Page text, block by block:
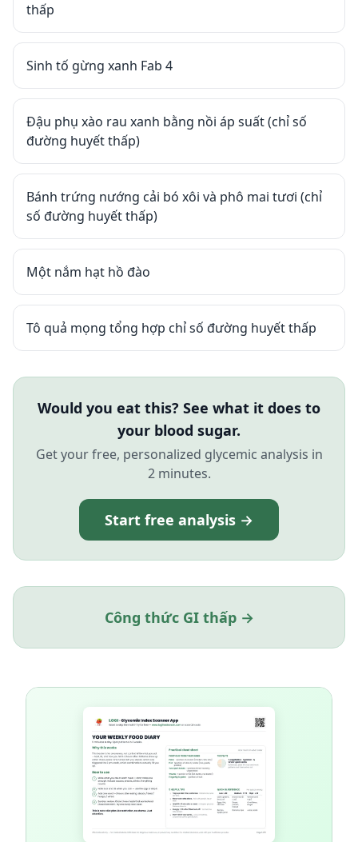
thấp
Sinh tố gừng xanh Fab 4
Đậu phụ xào rau xanh bằng nồi áp suất (chỉ số
đường huyết thấp)
Bánh trứng nướng cải bó xôi và phô mai tươi (chỉ
số đường huyết thấp)
Một nắm hạt hồ đào
Tô quả mọng tổng hợp chỉ số đường huyết thấp
Would you eat this? See what it does to
your blood sugar.
Get your free, personalized glycemic analysis in
2 minutes.
Start free analysis →
Công thức GI thấp →